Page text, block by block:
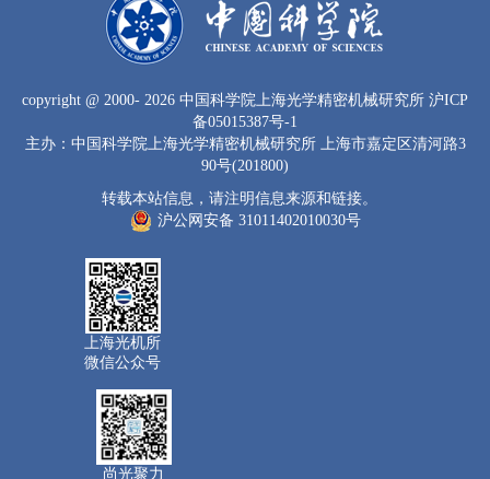
copyright @ 2000- 2026 中国科学院上海光学精密机械研究所 沪ICP
备05015387号-1
主办：中国科学院上海光学精密机械研究所 上海市嘉定区清河路3
90号(201800)
转载本站信息，请注明信息来源和链接。
沪公网安备 31011402010030号
上海光机所
微信公众号
尚光聚力